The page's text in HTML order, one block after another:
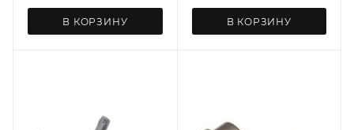
В КОРЗИНУ В КОРЗИНУ